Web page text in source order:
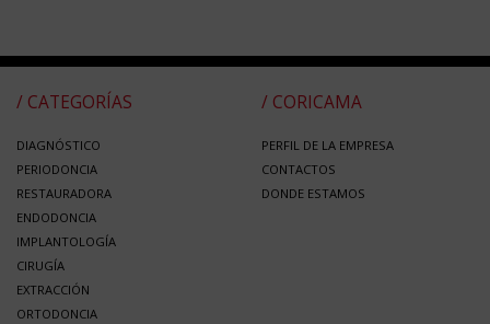
/ CATEGORÍAS
DIAGNÓSTICO
PERIODONCIA
RESTAURADORA
ENDODONCIA
IMPLANTOLOGÍA
CIRUGÍA
EXTRACCIÓN
ORTODONCIA
/ CORICAMA
PERFIL DE LA EMPRESA
CONTACTOS
DONDE ESTAMOS